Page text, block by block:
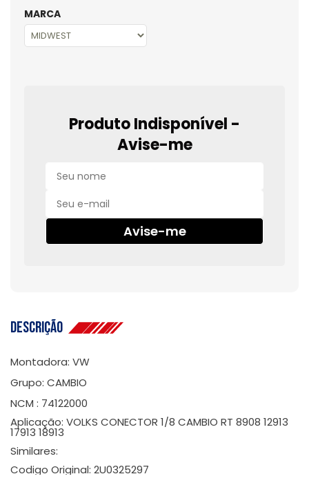
MARCA
Produto Indisponível -
Avise-me
Avise-me
Descrição
Montadora: VW
Grupo: CAMBIO
NCM : 74122000
Aplicação: VOLKS CONECTOR 1/8 CAMBIO RT 8908 12913
17913 18913
Similares:
Codigo Original: 2U0325297